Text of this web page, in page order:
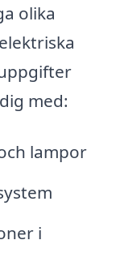
olika
med:
lampor
i